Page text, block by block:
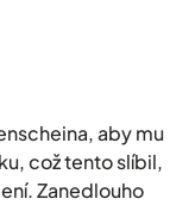
aby mu
což tento slíbil,
Zanedlouho